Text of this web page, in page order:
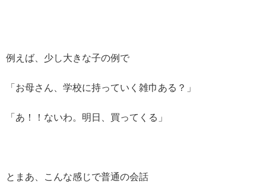
例えば、少し大きな子の例で
「お母さん、学校に持っていく雑巾ある？」
「あ！！ないわ。明日、買ってくる」
とまあ、こんな感じで普通の会話